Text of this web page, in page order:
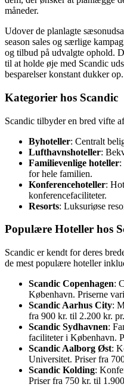
måneder.
Udover de planlagte
season sales og særlige
og tilbud på udvalgte ophold.
til at holde øje med Scandic
besparelser konstant dukker op.
Kategorier hos Scandic
Scandic tilbyder en bred vifte
Byhoteller: Centralt
Lufthavnshoteller:
Familievenlige hoteller:
for hele familien.
Konferencehoteller:
konferencefaciliteter.
Resorts: Luksuriøse
Populære Hoteller hos
Scandic er kendt for deres
de mest populære hoteller
Scandic Copenhagen:
København. Priserne
Scandic Aarhus City:
fra 900 kr. til 2.200 kr.
Scandic Sydhavnen:
faciliteter i København.
Scandic Aalborg Øst:
Universitet. Priser fra
Scandic Kolding:
Priser fra 750 kr. til